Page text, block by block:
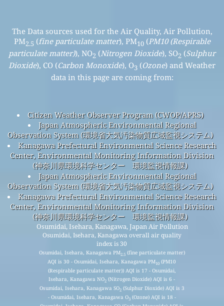
The Data sources used for the Air Quality, Air Pollution,
PM2.5 (fine particulate matter), PM10(PM10 (Respirable
particulate matter)), NO2 (Nitrogen Dioxide), SO2 (Sulphur
Dioxide), CO (Carbon Monoxide), O3 (Ozone) and Weather
data in this page are coming from:
Citizen Weather Observer Program (CWOP/APRS)
Japan Atmospheric Environmental Regional
Observation System (環境省大気汚染物質広域監視システム)
Kanagawa Prefectural Environmental Science Research
Center, Environmental Monitoring Information Division
(神奈川県環境科学センター 環境監視情報課)
Japan Atmospheric Environmental Regional
Observation System (環境省大気汚染物質広域監視システム)
Kanagawa Prefectural Environmental Science Research
Center, Environmental Monitoring Information Division
(神奈川県環境科学センター 環境監視情報課)
Osumidai, Isehara, Kanagawa, Japan Air Pollution
Osumidai, Isehara, Kanagawa overall air quality
index is 30
Osumidai, Isehara, Kanagawa PM2.5(fine particulate matter)
AQI is 30 - Osumidai, Isehara, Kanagawa PM10 (PM10
(Respirable particulate matter)) AQI is 17 - Osumidai,
Isehara, Kanagawa NO2 (Nitrogen Dioxide) AQI is 6 -
Osumidai, Isehara, Kanagawa SO2(Sulphur Dioxide) AQI is 3
- Osumidai, Isehara, Kanagawa O3(Ozone) AQI is 18 -